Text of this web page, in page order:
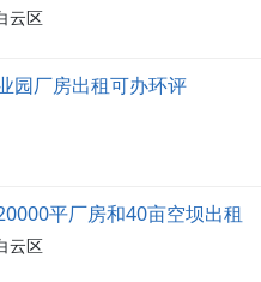
云区
园厂房出租可办环评
平厂房和40亩空坝出租
云区